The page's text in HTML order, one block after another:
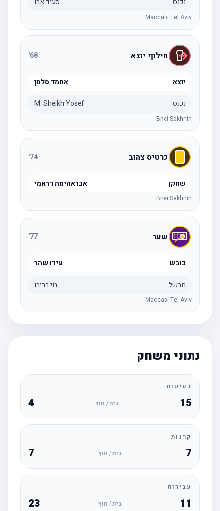
נכנס סעיד אבו
Maccabi Tel Aviv
חילוף יוצא 68
'
יוצא אחמד סלמן
נכנס M. Sheikh Yosef
Bnei Sakhnin
כרטיס צהוב 74
'
שחקן אבראהימה דראמי
Bnei Sakhnin
שער 77
'
כובש עידו שהר
מבשל רוי רביבו
Maccabi Tel Aviv
נתוני משחק
בעיטות
15 בית / חוץ
קרנות
בית / חוץ
עבירות
11 בית / חוץ 23